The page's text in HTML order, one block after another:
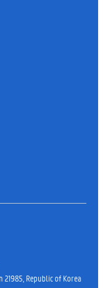
21985, Republic of Korea